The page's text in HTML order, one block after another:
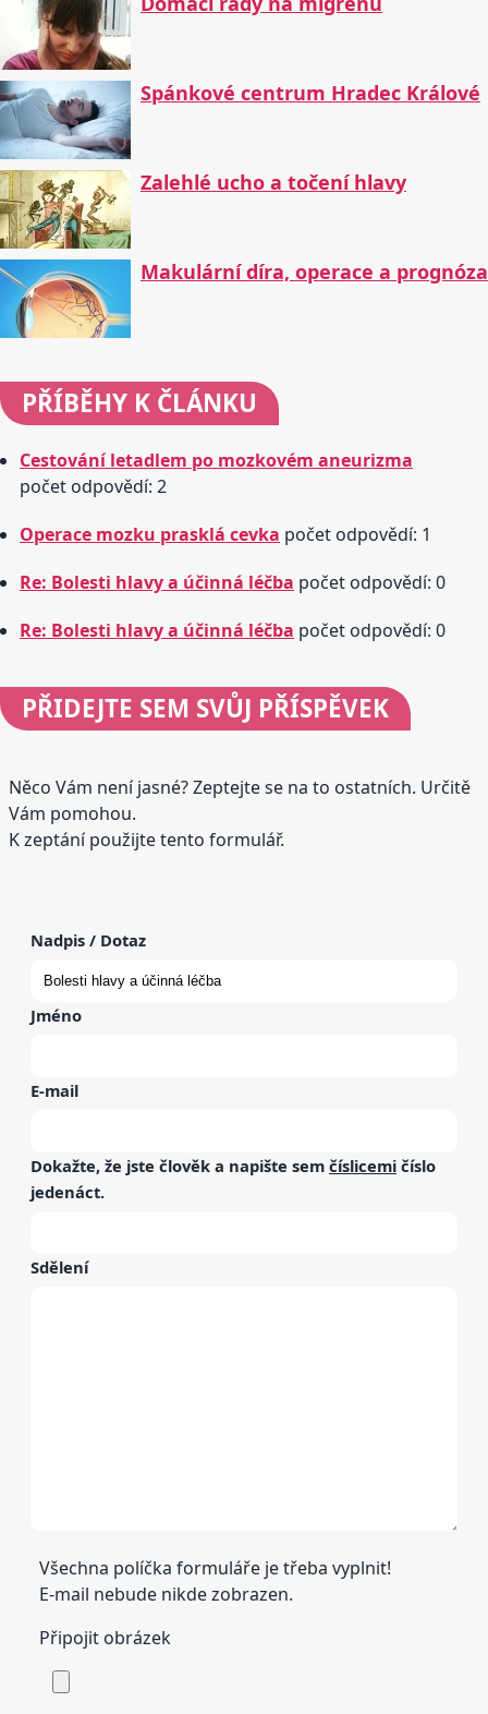
Spánkové centrum Hradec Králové
Zalehlé ucho a točení hlavy
Makulární díra, operace a prognóza
PŘÍBĚHY K ČLÁNKU
Cestování letadlem po mozkovém aneurizma
počet odpovědí: 2
Operace mozku prasklá cevka počet odpovědí: 1
Re: Bolesti hlavy a účinná léčba počet odpovědí: 0
Re: Bolesti hlavy a účinná léčba počet odpovědí: 0
PŘIDEJTE SEM SVŮJ PŘÍSPĚVEK
Něco Vám není jasné? Zeptejte se na to ostatních. Určitě
Vám pomohou.
K zeptání použijte tento formulář.
Nadpis / Dotaz
Jméno
E-mail
Dokažte, že jste člověk a napište sem číslicemi číslo
jedenáct.
Sdělení
Všechna políčka formuláře je třeba vyplnit!
E-mail nebude nikde zobrazen.
Připojit obrázek